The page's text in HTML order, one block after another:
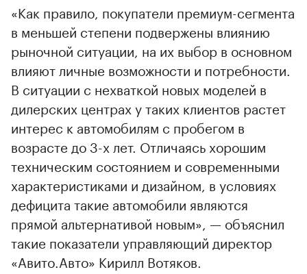
«Как правило, покупатели премиум-сегмента
в меньшей степени подвержены влиянию
рыночной ситуации, на их выбор в основном
влияют личные возможности и потребности.
В ситуации с нехваткой новых моделей в
дилерских центрах у таких клиентов растет
интерес к автомобилям с пробегом в
возрасте до 3-х лет. Отличаясь хорошим
техническим состоянием и современными
характеристиками и дизайном, в условиях
дефицита такие автомобили являются
прямой альтернативой новым», — объяснил
такие показатели управляющий директор
«Авито.Авто» Кирилл Вотяков.